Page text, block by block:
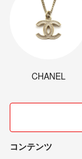
CHANEL
コンテンツ